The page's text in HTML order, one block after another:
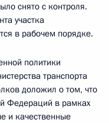
снято с контроля.
участка
в рабочем порядке.
политики
транспорта
доложил о том, что
Федераций в рамках
и качественные